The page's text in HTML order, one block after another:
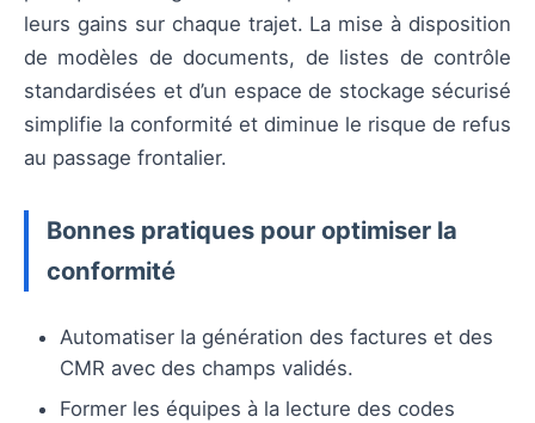
leurs gains sur chaque trajet. La mise à disposition
de modèles de documents, de listes de contrôle
standardisées et d’un espace de stockage sécurisé
simplifie la conformité et diminue le risque de refus
au passage frontalier.
Bonnes pratiques pour optimiser la
conformité
Automatiser la génération des factures et des
CMR avec des champs validés.
Former les équipes à la lecture des codes